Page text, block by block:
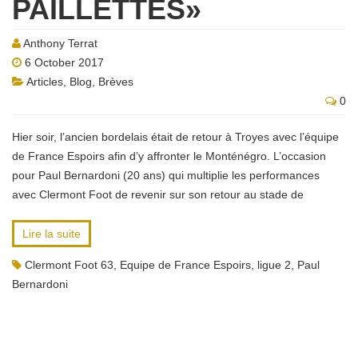
PAILLETTES»
Anthony Terrat
6 October 2017
Articles Blog
Brèves
0
Hier soir, l’ancien bordelais était de retour à Troyes avec l’équipe
de France Espoirs afin d’y affronter le Monténégro. L’occasion
pour Paul Bernardoni (20 ans) qui multiplie les performances
avec Clermont Foot de revenir sur son retour au stade de
Lire la suite
Clermont Foot 63 Equipe de France Espoirs ligue 2
Paul
Bernardoni